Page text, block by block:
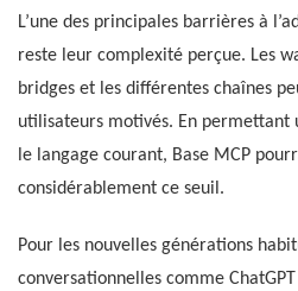
L’une des principales barrières à
reste leur complexité perçue. Les
bridges et les différentes chaînes
utilisateurs motivés. En
le langage courant, Base MCP
considérablement ce seuil.
Pour les nouvelles générations
conversationnelles comme